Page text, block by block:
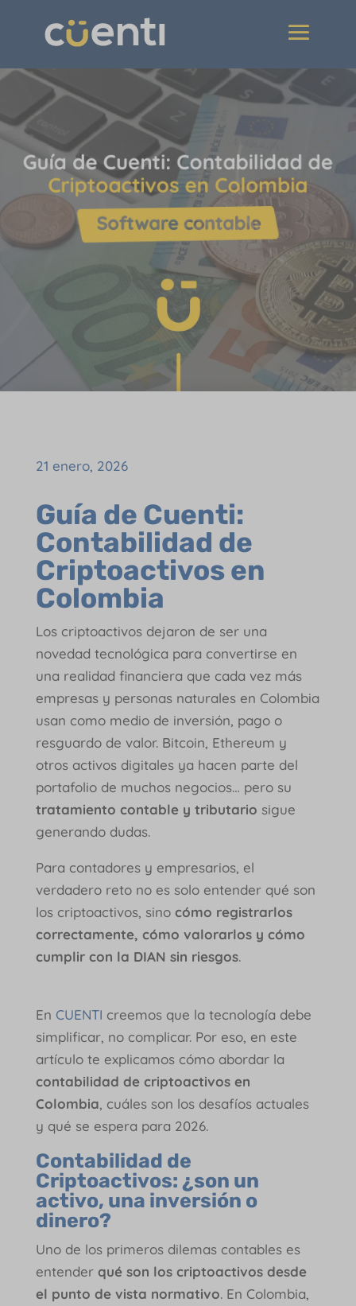
21 enero, 2026
Guía de Cuenti:
Contabilidad de
Criptoactivos en
Colombia
Los criptoactivos dejaron de ser una
novedad tecnológica para convertirse en
una realidad financiera que cada vez más
empresas y personas naturales en Colombia
usan como medio de inversión, pago o
resguardo de valor. Bitcoin, Ethereum y
otros activos digitales ya hacen parte del
portafolio de muchos negocios… pero su
tratamiento contable y tributario sigue
generando dudas.
Para contadores y empresarios, el
verdadero reto no es solo entender qué son
los criptoactivos, sino cómo registrarlos
correctamente, cómo valorarlos y cómo
cumplir con la DIAN sin riesgos.
En CUENTI creemos que la tecnología debe
simplificar, no complicar. Por eso, en este
artículo te explicamos cómo abordar la
contabilidad de criptoactivos en
Colombia, cuáles son los desafíos actuales
y qué se espera para 2026.
Contabilidad de
Criptoactivos: ¿son un
activo, una inversión o
dinero?
Uno de los primeros dilemas contables es
entender qué son los criptoactivos desde
el punto de vista normativo. En Colombia,